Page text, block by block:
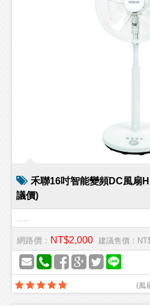
禾聯16吋智能變頻DC風扇
議價)
網路價： NT$2,000 建議售價：
(風